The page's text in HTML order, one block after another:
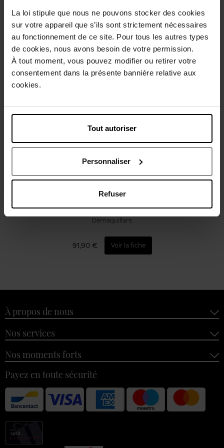
La loi stipule que nous ne pouvons stocker des cookies
sur votre appareil que s’ils sont strictement nécessaires
au fonctionnement de ce site. Pour tous les autres types
de cookies, nous avons besoin de votre permission.
À tout moment, vous pouvez modifier ou retirer votre
consentement dans la présente bannière relative aux
cookies.
Tout autoriser
Personnaliser
Refuser
Avis client Politique relative aux avis des clients
Oublié quelque chose ?
SENSAI
ABSOLUTE SILK
Démaquillant
91,90 € Voir la fiche
À propos de nous
Nos services
Nos moments forts
Payez en toute sécurité